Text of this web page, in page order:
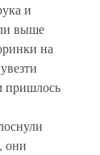
и
выше
на
пришлось
они